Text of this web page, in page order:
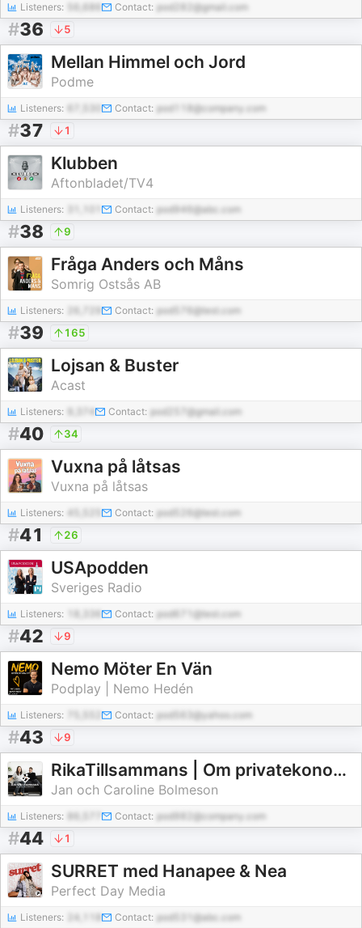
Listeners: Contact: pod282@gmail.com
#36 5
Mellan Himmel och Jord
Podme
Listeners: Contact: pod118@company.com
#37 1
Klubben
Aftonbladet/TV4
Listeners: Contact: pod946@abc.com
#38 9
Fråga Anders och Måns
Somrig Ostsås AB
Listeners: Contact: pod576@test.com
#39 165
Lojsan & Buster
Acast
Listeners: Contact: pod257@gmail.com
#40 34
Vuxna på låtsas
Vuxna på låtsas
Listeners: 45,525 Contact: pod526@test.com
#41 26
USApodden
Sveriges Radio
Listeners: Contact: pod671@test.com
#42 9
Nemo Möter En Vän
Podplay | Nemo Hedén
Listeners: Contact: pod563@yahoo.com
#43 9
RikaTillsammans | Om privatekonomi & rikedom i livet
Jan och Caroline Bolmeson
Listeners: Contact: pod982@company.com
#44 1
SURRET med Hanapee & Nea
Perfect Day Media
Listeners: Contact: pod531@abc.com